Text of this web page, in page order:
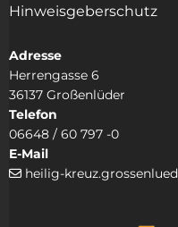
Hinweisgeberschutz
Adresse
Herrengasse 6
36137 Großenlüder
Telefon
06648 / 60 797 -0
E-Mail
 heilig-